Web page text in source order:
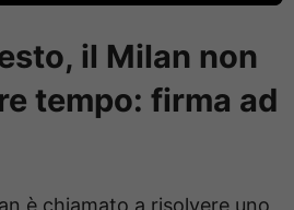
il Milan non
tempo: firma ad
è chiamato a risolvere uno